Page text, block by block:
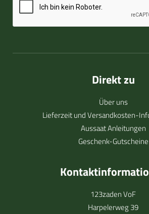
Direkt zu
Über uns
Lieferzeit und Versandkosten-
Aussaat Anleitungen
Geschenk-Gutscheine
123zaden VoF
Harpelerweg 39